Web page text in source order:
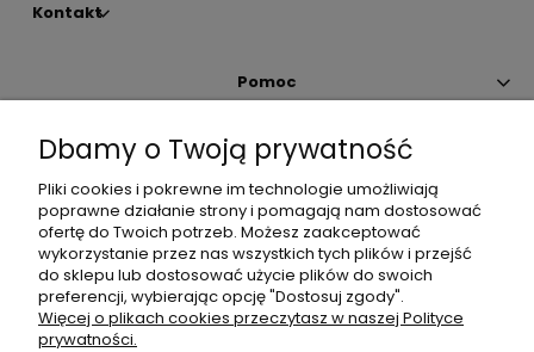
Kontakt
Pomoc
Moje konto
Płatności i dostawa
Informacje
Dbamy o Twoją prywatność
Pliki cookies i pokrewne im technologie umożliwiają
poprawne działanie strony i pomagają nam dostosować
ofertę do Twoich potrzeb. Możesz zaakceptować
wykorzystanie przez nas wszystkich tych plików i przejść
do sklepu lub dostosować użycie plików do swoich
preferencji, wybierając opcję "Dostosuj zgody".
Więcej o plikach cookies przeczytasz w naszej Polityce
prywatności.